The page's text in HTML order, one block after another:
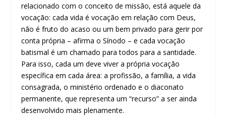
relacionado com o conceito de missão, está aquele da
vocação: cada vida é vocação em relação com Deus,
não é fruto do acaso ou um bem privado para gerir por
conta própria – afirma o Sínodo – e cada vocação
batismal é um chamado para todos para a santidade.
Para isso, cada um deve viver a própria vocação
específica em cada área: a profissão, a família, a vida
consagrada, o ministério ordenado e o diaconato
permanente, que representa um “recurso” a ser ainda
desenvolvido mais plenamente.